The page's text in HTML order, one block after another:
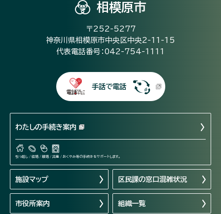
相模原市
〒252-5277
神奈川県相模原市中央区中央2-11-15
代表電話番号：042-754-1111
手話で電話
わたしの手続き案内
引っ越し / 結婚 / 離婚 / 出産 / おくやみ等の手続きをサポートします。
施設マップ 区民課の窓口混雑状況
市役所案内 組織一覧